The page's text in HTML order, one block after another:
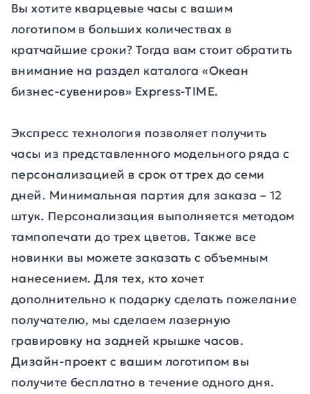
Вы хотите кварцевые часы с вашим
логотипом в больших количествах в
кратчайшие сроки? Тогда вам стоит обратить
внимание на раздел каталога «Океан
бизнес-сувениров» Express-TIME.
Экспресс технология позволяет получить
часы из представленного модельного ряда с
персонализацией в срок от трех до семи
дней. Минимальная партия для заказа – 12
штук. Персонализация выполняется методом
тампопечати до трех цветов. Также все
новинки вы можете заказать с объемным
нанесением. Для тех, кто хочет
дополнительно к подарку сделать пожелание
получателю, мы сделаем лазерную
гравировку на задней крышке часов.
Дизайн-проект с вашим логотипом вы
получите бесплатно в течение одного дня.